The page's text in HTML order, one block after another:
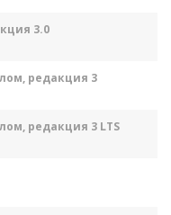
3.0
редакция 3
редакция 3 LTS